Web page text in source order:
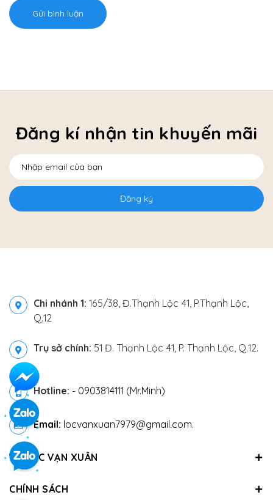
Gửi bình luận
Đăng kí nhận tin khuyến mãi
Đăng ký
Chi nhánh 1: 165/38, Đ.Thạnh Lộc 41, P.Thạnh Lộc,
Q.12
Trụ sở chính: 51 Đ. Thạnh Lộc 41, P. Thạnh Lộc, Q.12.
Hotline: - 0903814111 (Mr.Minh)
Email: locvanxuan7979@gmail.com.
VỀ LỘC VẠN XUÂN
CHÍNH SÁCH